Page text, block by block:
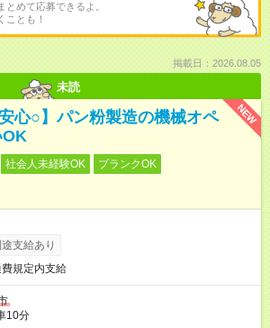
めて応募できるよ。
ことも！
掲載日：2026.08.05
未読
NEW
心○】パン粉製造の機械オペ
OK
社会人未経験OK
ブランクOK
支給あり
規定内支給
10分